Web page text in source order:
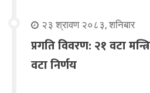
२३ श्रावण २०८३, शनिबार
प्रगति विवरण: २१ वटा
वटा निर्णय